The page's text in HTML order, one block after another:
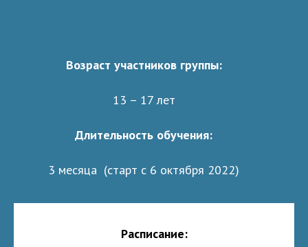
Возраст участников группы:
13 – 17 лет
Длительность обучения:
3 месяца (старт с 6 октября 2022)
Расписание: